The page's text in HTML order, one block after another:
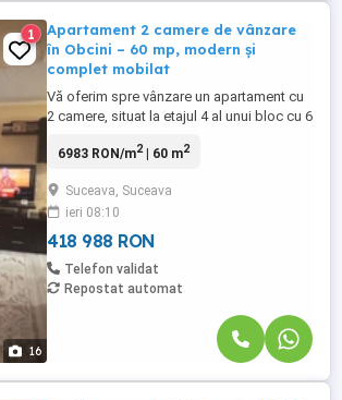
16
1
Apartament 2 camere de vânzare
în Obcini – 60 mp, modern și
complet mobilat
Vă oferim spre vânzare un apartament cu
2 camere, situat la etajul 4 al unui bloc cu 6
aproape de școli, grădinițe, biserică, Lidl,
apartament: Suprafață utilă: 60 mp, 2
camere spațioase, mobilat la standarde
moderne, ...
6983 RON/m2| 60 m2
Suceava, Suceava
ieri 08:10
418 988 RON
Telefon validat
Repostat automat